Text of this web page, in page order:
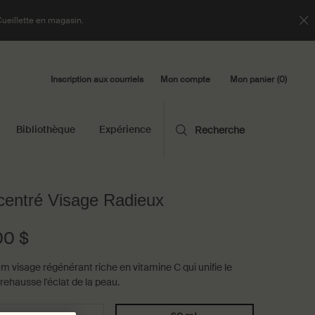
en magasin.
Inscription aux courriels Mon compte Mon panier 0
0 product in cart
Bibliothèque Expérience Recherche
Visage Radieux
$
visage régénérant riche en vitamine C qui unifie le
l'éclat de la peau.